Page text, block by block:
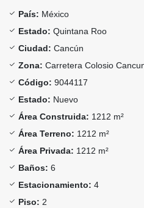
País: México
Estado: Quintana Roo
Ciudad: Cancún
Zona: Carretera Colosio
Código: 9044117
Estado: Nuevo
Área Construida: 1212 m²
Área Terreno: 1212 m²
Área Privada: 1212 m²
Baños: 6
Estacionamiento: 4
Piso: 2